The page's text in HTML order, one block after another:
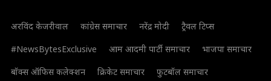
अरविंद केजरीवाल कांग्रेस समाचार नरेंद्र मोदी
ट्रैवल टिप्स
#NewsBytesExclusive
आम आदमी पार्टी समाचार
भाजपा समाचार
बॉक्स ऑफिस कलेक्शन
क्रिकेट समाचार
फुटबॉल समाचार